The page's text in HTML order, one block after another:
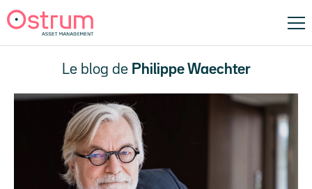
Le blog de Philippe Waechter